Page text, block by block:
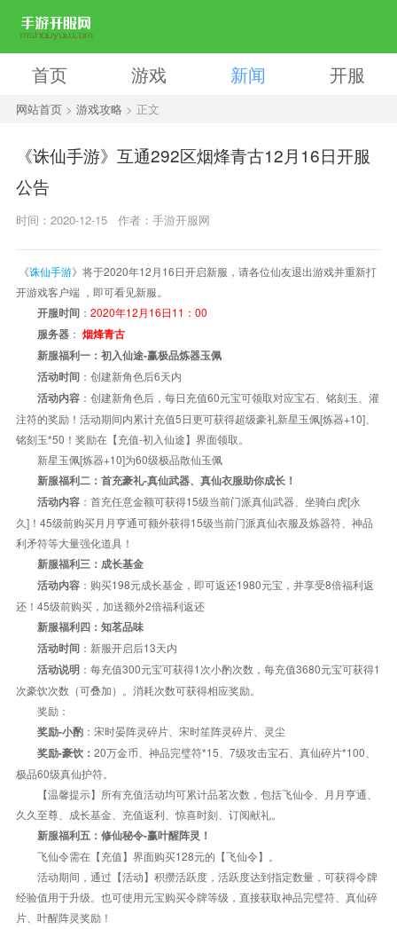
首页 游戏 新闻 开服
网站首页> 游戏攻略 > 正文
《诛仙手游》互通292区烟烽青古12月16日开服
公告
时间：2020-12-15 作者：手游开服网
《诛仙手游》将于2020年12月16日开启新服，请各位仙友退出游戏并重新打
开游戏客户端 ，即可看见新服。
开服时间： 2020年12月16日11：00
服务器： 烟烽青古
新服福利一：初入仙途-赢极品炼器玉佩
活动时间：创建新角色后6天内
活动内容：创建新角色后，每日充值60元宝可领取对应宝石、铭刻玉、灌
注符的奖励！活动期间内累计充值5日更可获得超级豪礼新星玉佩[炼器+10]、
铭刻玉*50！奖励在【充值-初入仙途】界面领取。
新星玉佩[炼器+10]为60级极品散仙玉佩
新服福利二：首充豪礼-真仙武器、真仙衣服助你成长！
活动内容：首充任意金额可获得15级当前门派真仙武器、坐骑白虎[永
久]！45级前购买月月亨通可额外获得15级当前门派真仙衣服及炼器符、神品
利矛符等大量强化道具！
新服福利三：成长基金
活动内容：购买198元成长基金，即可返还1980元宝，并享受8倍福利返
还！45级前购买，加送额外2倍福利返还
新服福利四：知茗品味
活动时间：新服开启后13天内
活动说明：每充值300元宝可获得1次小酌次数，每充值3680元宝可获得1
次豪饮次数（可叠加）。消耗次数可获得相应奖励。
奖励：
奖励-小酌：宋时晏阵灵碎片、宋时笙阵灵碎片、灵尘
奖励-豪饮： 20万金币、神品完璧符*15、7级攻击宝石、真仙碎片*100、
极品60级真仙护符。
【温馨提示】所有充值活动均可累计品茗次数，包括飞仙令、月月亨通、
久久至尊、成长基金、充值返利、惊喜时刻、订阅献礼。
新服福利五：修仙秘令-赢叶醒阵灵！
飞仙令需在【充值】界面购买128元的【飞仙令】。
活动期间，通过【活动】积攒活跃度，活跃度达到指定数量，可获得令牌
经验值用于升级。也可使用元宝购买令牌等级，直接获取神品完璧符、真仙碎
片、叶醒阵灵奖励！